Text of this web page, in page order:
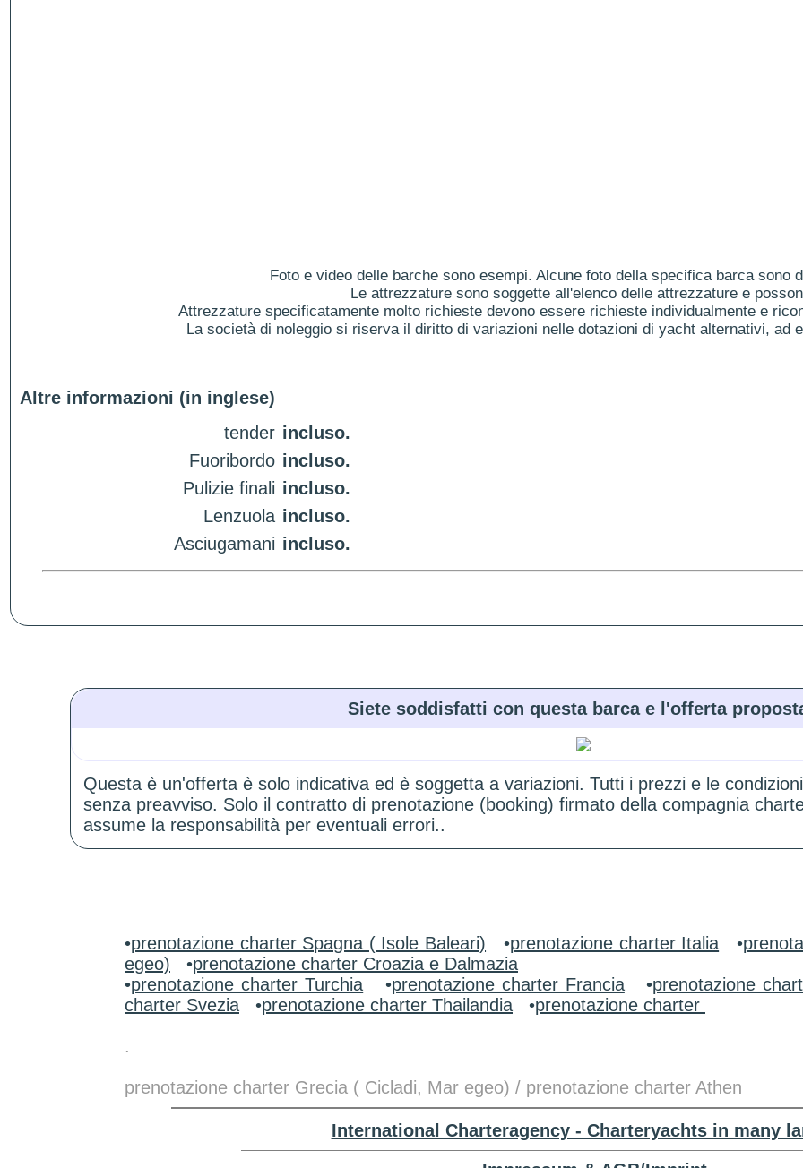
Foto e video delle barche sono esempi. Alcune foto della specifica barca sono
Le attrezzature sono soggette all'elenco delle attrezzature e
Attrezzature specificatamente molto richieste devono essere richieste individualmente e
La società di noleggio si riserva il diritto di variazioni nelle dotazioni di yacht alternativi, ad
Altre informazioni (in inglese)
tender incluso.
Fuoribordo incluso.
Pulizie finali incluso.
Lenzuola incluso.
Asciugamani incluso.
Siete soddisfatti con questa barca e l'offerta
Questa è un'offerta è solo indicativa ed è soggetta a variazioni. Tutti i prezzi e le
senza preavviso. Solo il contratto di prenotazione (booking) firmato della compagnia
assume la responsabilità per eventuali errori..
•prenotazione charter Spagna ( Isole Baleari) •prenotazione charter Italia •
egeo) •prenotazione charter Croazia e Dalmazia
•prenotazione charter Turchia •prenotazione charter Francia•prenotazione
charter Svezia •prenotazione charter Thailandia •prenotazione charter
.
prenotazione charter Grecia ( Cicladi, Mar egeo) / prenotazione charter Athen
International Charteragency - Charteryachts in many